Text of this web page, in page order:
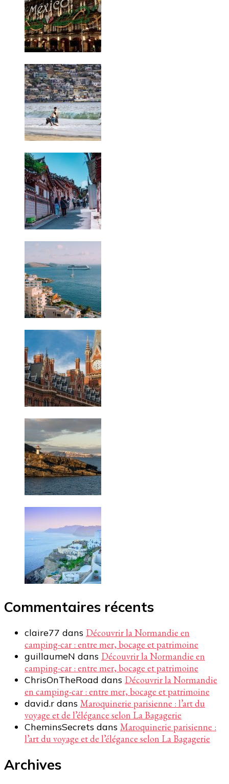
Commentaires récents
claire77 dans Découvrir la Normandie en
camping-car : entre mer, bocage et patrimoine
guillaumeN dans Découvrir la Normandie en
camping-car : entre mer, bocage et patrimoine
ChrisOnTheRoad dans Découvrir la Normandie
en camping-car : entre mer, bocage et patrimoine
david.r dans Maroquinerie parisienne : l’art du
voyage et de l’élégance selon La Bagagerie
CheminsSecrets dans Maroquinerie parisienne :
l’art du voyage et de l’élégance selon La Bagagerie
Archives